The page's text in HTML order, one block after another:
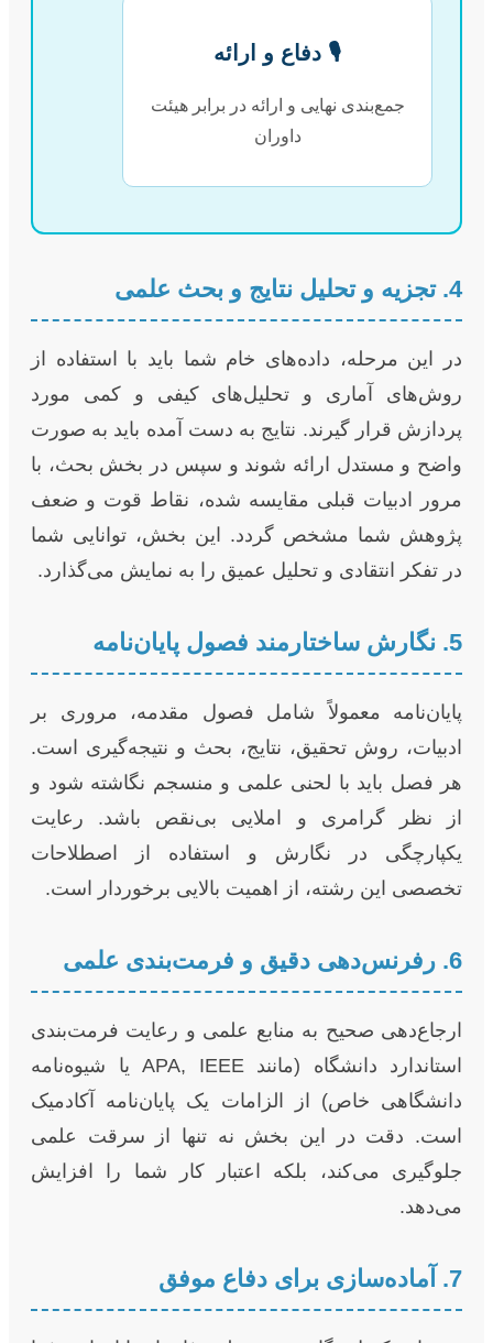
🎙️ دفاع و ارائه
جمع‌بندی نهایی و ارائه در برابر هیئت
داوران
4. تجزیه و تحلیل نتایج و بحث علمی
در این مرحله، داده‌های خام شما باید با استفاده از
روش‌های آماری و تحلیل‌های کیفی و کمی مورد
پردازش قرار گیرند. نتایج به دست آمده باید به صورت
واضح و مستدل ارائه شوند و سپس در بخش بحث، با
مرور ادبیات قبلی مقایسه شده، نقاط قوت و ضعف
پژوهش شما مشخص گردد. این بخش، توانایی شما
در تفکر انتقادی و تحلیل عمیق را به نمایش می‌گذارد.
5. نگارش ساختارمند فصول پایان‌نامه
پایان‌نامه معمولاً شامل فصول مقدمه، مروری بر
ادبیات، روش تحقیق، نتایج، بحث و نتیجه‌گیری است.
هر فصل باید با لحنی علمی و منسجم نگاشته شود و
از نظر گرامری و املایی بی‌نقص باشد. رعایت
یکپارچگی در نگارش و استفاده از اصطلاحات
تخصصی این رشته، از اهمیت بالایی برخوردار است.
6. رفرنس‌دهی دقیق و فرمت‌بندی علمی
ارجاع‌دهی صحیح به منابع علمی و رعایت فرمت‌بندی
استاندارد دانشگاه (مانند APA, IEEE یا شیوه‌نامه
دانشگاهی خاص) از الزامات یک پایان‌نامه آکادمیک
است. دقت در این بخش نه تنها از سرقت علمی
جلوگیری می‌کند، بلکه اعتبار کار شما را افزایش
می‌دهد.
7. آماده‌سازی برای دفاع موفق